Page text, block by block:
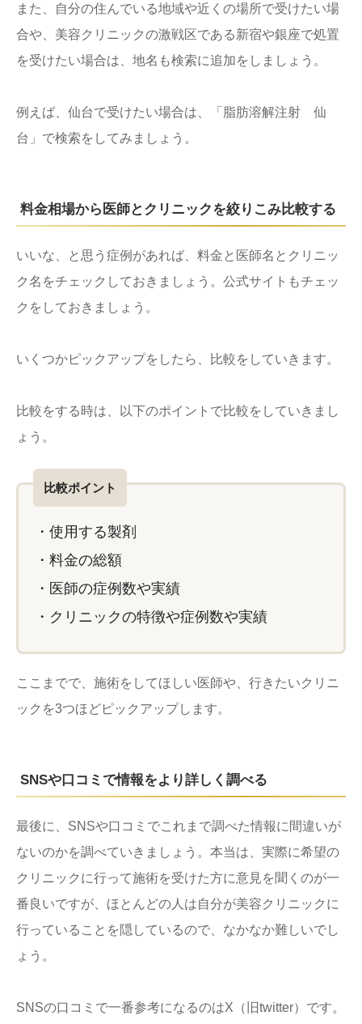
また、自分の住んでいる地域や近くの場所で受けたい場
合や、美容クリニックの激戦区である新宿や銀座で処置
を受けたい場合は、地名も検索に追加をしましょう。
例えば、仙台で受けたい場合は、「脂肪溶解注射 仙
台」で検索をしてみましょう。
料金相場から医師とクリニックを絞りこみ比較する
いいな、と思う症例があれば、料金と医師名とクリニッ
ク名をチェックしておきましょう。公式サイトもチェッ
クをしておきましょう。
いくつかピックアップをしたら、比較をしていきます。
比較をする時は、以下のポイントで比較をしていきまし
ょう。
比較ポイント
・使用する製剤
・料金の総額
・医師の症例数や実績
・クリニックの特徴や症例数や実績
ここまでで、施術をしてほしい医師や、行きたいクリニ
ックを3つほどピックアップします。
SNSや口コミで情報をより詳しく調べる
最後に、SNSや口コミでこれまで調べた情報に間違いが
ないのかを調べていきましょう。本当は、実際に希望の
クリニックに行って施術を受けた方に意見を聞くのが一
番良いですが、ほとんどの人は自分が美容クリニックに
行っていることを隠しているので、なかなか難しいでし
ょう。
SNSの口コミで一番参考になるのはX（旧twitter）です。